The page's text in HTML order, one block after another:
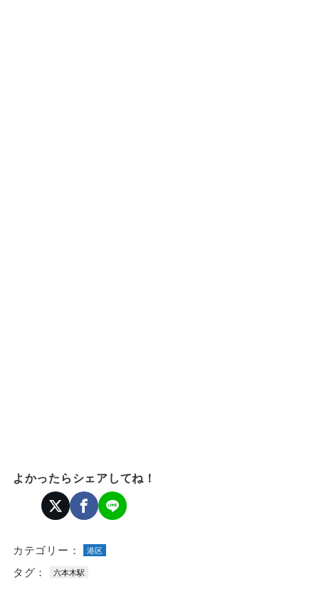
よかったらシェアしてね！
カテゴリー： 港区
タグ： 六本木駅